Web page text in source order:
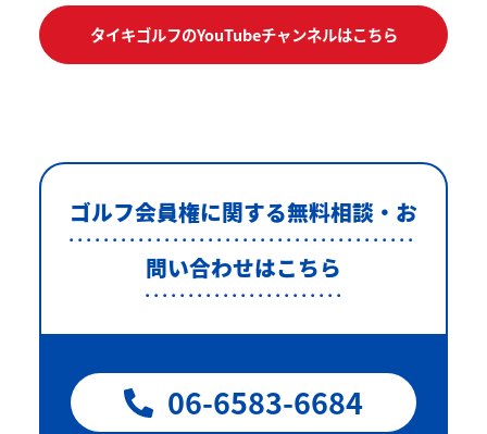
タイキゴルフのYouTubeチャンネルはこちら
ゴルフ会員権に関する無料相談・お
問い合わせはこちら
06-6583-6684